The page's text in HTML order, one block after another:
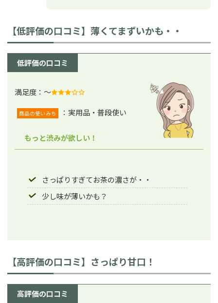
【低評価の口コミ】薄くてまずいかも・・
低評価の口コミ
満足度：～
商品の使いみち ：実用品・普段使い
もっと渋みが欲しい！
さっぱりすぎてお茶の濃さが・・
少し味が薄いかも？
【高評価の口コミ】さっぱり甘口！
高評価の口コミ